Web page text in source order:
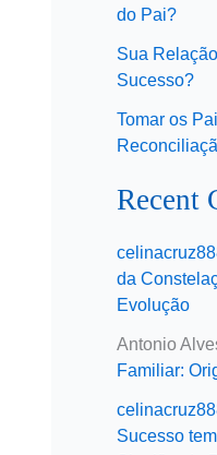
do Pai?
Sua
Sucesso?
Tomar os
Recent
da
Evolução
Antonio
Familiar:
Sucesso